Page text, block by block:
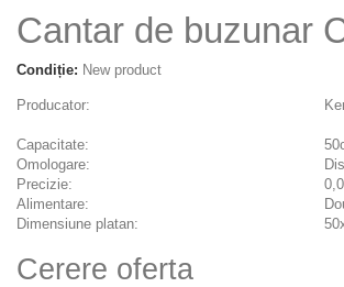
Cantar de buzunar
Condiție: New product
Producator:
Capacitate:
Omologare:
Precizie:
Alimentare:
Dimensiune platan:
Cerere oferta